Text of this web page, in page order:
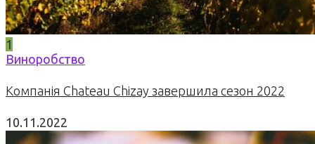
1
Виноробство
Компанія Chateau Chizay завершила сезон 2022
10.11.2022